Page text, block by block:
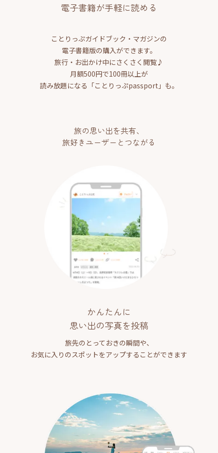
電子書籍が手軽に読める
ことりっぷガイドブック・マガジンの
電子書籍版の購入ができます。
旅行・お出かけ中にさくさく閲覧♪
月額500円で100冊以上が
読み放題になる「ことりっぷpassport」も。
旅の思い出を共有、
旅好きユーザーとつながる
かんたんに
思い出の写真を投稿
旅先のとっておきの瞬間や、
お気に入りのスポットをアップすることができます